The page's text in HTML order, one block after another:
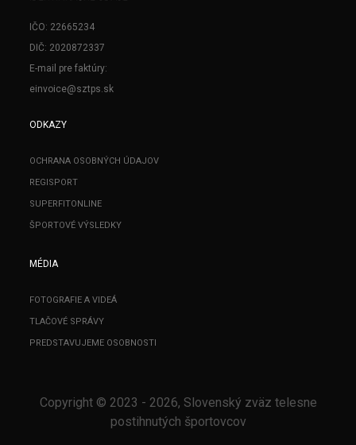
IČO: 22665234
DIČ: 2020872337
E-mail pre faktúry:
einvoice@sztps.sk
ODKAZY
OCHRANA OSOBNÝCH ÚDAJOV
REGISPORT
SUPERFITONLINE
ŠPORTOVÉ VÝSLEDKY
MÉDIA
FOTOGRAFIE A VIDEÁ
TLAČOVÉ SPRÁVY
PREDSTAVUJEME OSOBNOSTI
Copyright © 2023 - 2026, Slovenský zväz telesne
postihnutých športovcov